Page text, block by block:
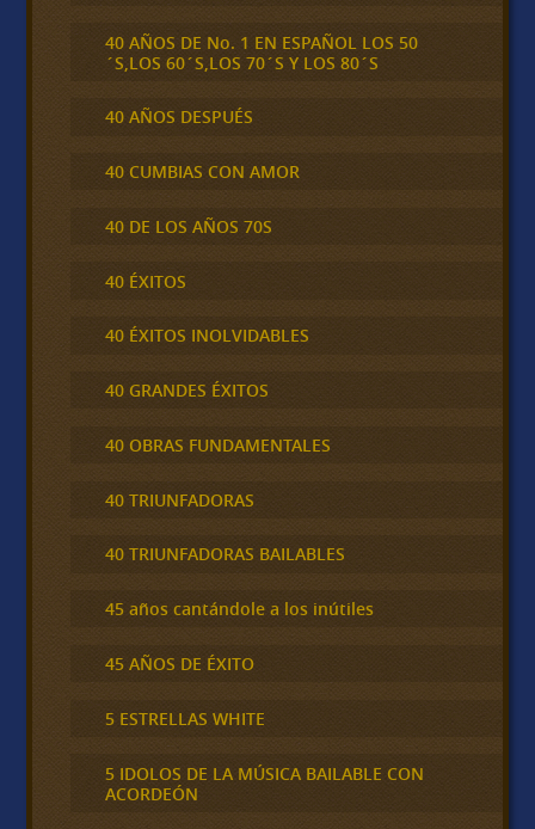
40 AÑOS DE No. 1 EN ESPAÑOL LOS 50
´S,LOS 60´S,LOS 70´S Y LOS 80´S
40 AÑOS DESPUÉS
40 CUMBIAS CON AMOR
40 DE LOS AÑOS 70S
40 ÉXITOS
40 ÉXITOS INOLVIDABLES
40 GRANDES ÉXITOS
40 OBRAS FUNDAMENTALES
40 TRIUNFADORAS
40 TRIUNFADORAS BAILABLES
45 años cantándole a los inútiles
45 AÑOS DE ÉXITO
5 ESTRELLAS WHITE
5 IDOLOS DE LA MÚSICA BAILABLE CON
ACORDEÓN